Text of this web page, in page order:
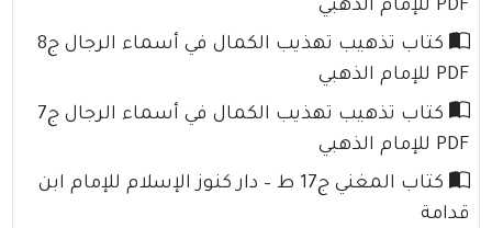
PDF للإمام الذهبي
كتاب تذهيب تهذيب الكمال في أسماء الرجال ج8
PDF للإمام الذهبي
كتاب تذهيب تهذيب الكمال في أسماء الرجال ج7
PDF للإمام الذهبي
كتاب المغني ج17 ط – دار كنوز الإسلام للإمام ابن
قدامة